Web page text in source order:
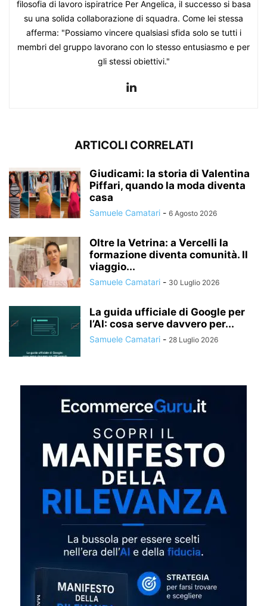
filosofia di lavoro ispiratrice Per Angelica, il successo si basa
su una solida collaborazione di squadra. Come lei stessa
afferma: "Possiamo vincere qualsiasi sfida solo se tutti i
membri del gruppo lavorano con lo stesso entusiasmo e per
gli stessi obiettivi."
ARTICOLI CORRELATI
Giudicami: la storia di Valentina
Piffari, quando la moda diventa
casa
Samuele Camatari - 6 Agosto 2026
Oltre la Vetrina: a Vercelli la
formazione diventa comunità. Il
viaggio...
Samuele Camatari - 30 Luglio 2026
La guida ufficiale di Google per
l’AI: cosa serve davvero per...
Samuele Camatari - 28 Luglio 2026